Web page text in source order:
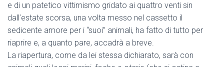
e di un patetico vittimismo gridato ai quattro venti sin
dall’estate scorsa, una volta messo nel cassetto il
sedicente amore per i “suoi” animali, ha fatto di tutto per
riaprire e, a quanto pare, accadrà a breve.
La riapertura, come da lei stessa dichiarato, sarà con